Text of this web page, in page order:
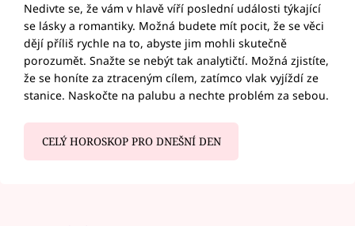
Nedivte se, že vám v hlavě víří poslední události týkající
se lásky a romantiky. Možná budete mít pocit, že se věci
dějí příliš rychle na to, abyste jim mohli skutečně
porozumět. Snažte se nebýt tak analytičtí. Možná zjistíte,
že se honíte za ztraceným cílem, zatímco vlak vyjíždí ze
stanice. Naskočte na palubu a nechte problém za sebou.
CELÝ HOROSKOP PRO DNEŠNÍ DEN